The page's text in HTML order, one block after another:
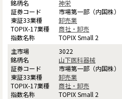
神栄
市場第一部（内国株）
卸売業
商社・卸売
TOPIX Small 2
3022
山下医科器械
市場第一部（内国株）
卸売業
商社・卸売
TOPIX Small 2